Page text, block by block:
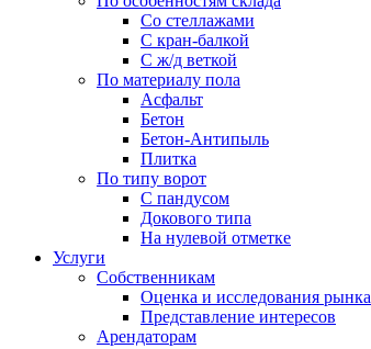
Со стеллажами
С кран-балкой
С ж/д веткой
По материалу пола
Асфальт
Бетон
Бетон-Антипыль
Плитка
По типу ворот
С пандусом
Докового типа
На нулевой отметке
Услуги
Собственникам
Оценка и исследования рынка
Представление интересов
Арендаторам